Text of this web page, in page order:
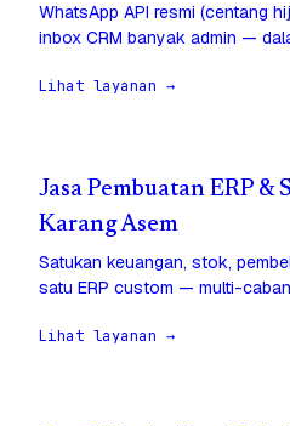
WhatsApp API resmi (centang
inbox CRM banyak admin —
Lihat layanan →
Jasa Pembuatan ERP &
Karang Asem
Satukan keuangan, stok,
satu ERP custom — multi-
Lihat layanan →